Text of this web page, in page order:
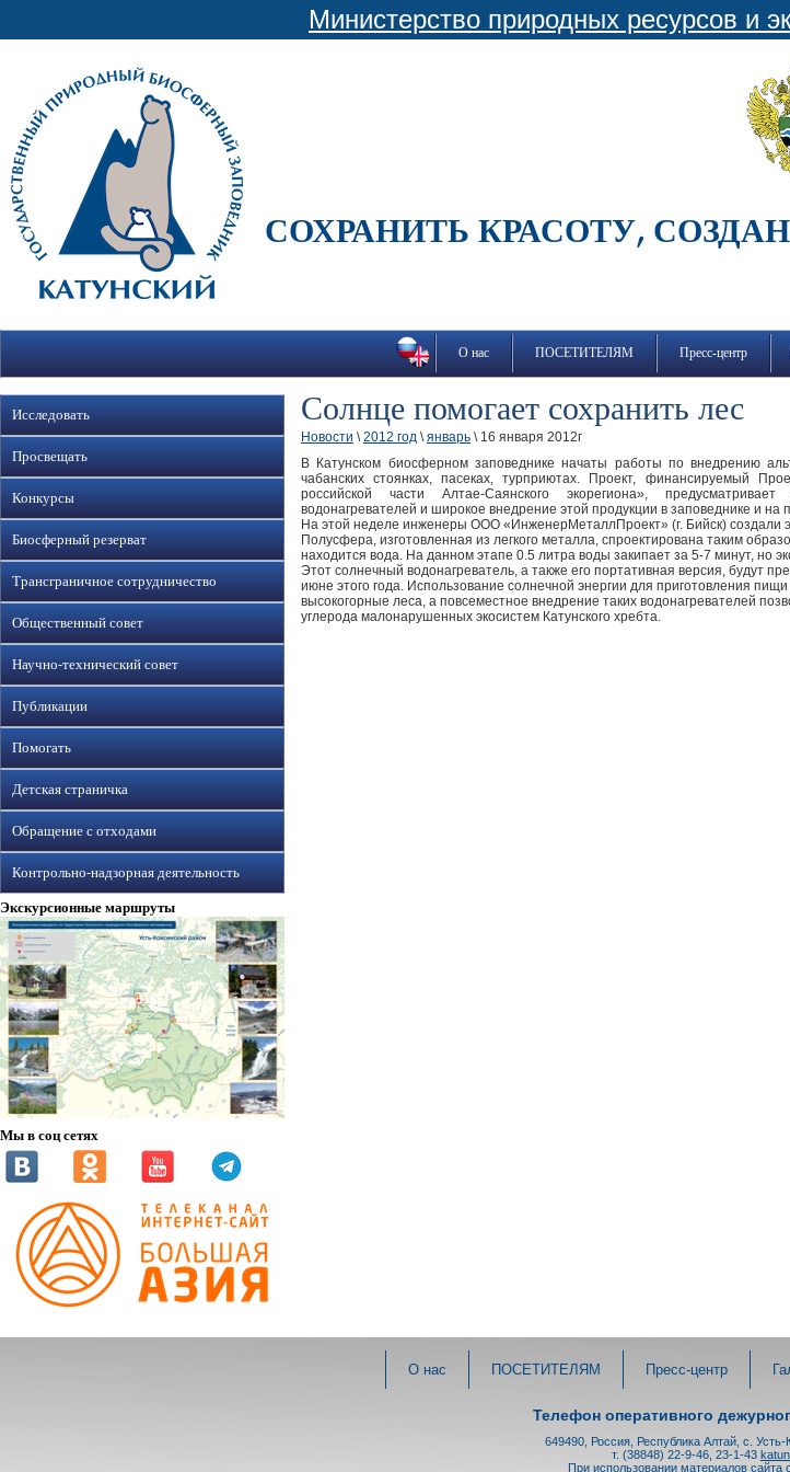
Министерство природных ресурсов и
СОХРАНИТЬ КРАСОТУ,
О нас ПОСЕТИТЕЛЯМ Пресс-центр
Исследовать
Просвещать
Конкурсы
Биосферный резерват
Трансграничное сотрудничество
Общественный совет
Научно-технический совет
Публикации
Помогать
Детская страничка
Обращение с отходами
Контрольно-надзорная деятельность
Экскурсионные маршруты
Мы в соц сетях
Солнце помогает сохранить лес
Новости \2012 год \январь \ 16 января 2012г
В Катунском биосферном заповеднике начаты работы по внедрению
чабанских стоянках, пасеках, турприютах. Проект, финансируемый
российской части Алтае-Саянского экорегиона»,
водонагревателей и широкое внедрение этой продукции в заповеднике и на
На этой неделе инженеры ООО «ИнженерМеталлПроект» (г. Бийск) создали
Полусфера, изготовленная из легкого металла, спроектирована таким
находится вода. На данном этапе 0.5 литра воды закипает за 5-7 минут, но
Этот солнечный водонагреватель, а также его портативная версия, будут
июне этого года. Использование солнечной энергии для приготовления
высокогорные леса, а повсеместное внедрение таких водонагревателей
углерода малонарушенных экосистем Катунского хребта.
О нас ПОСЕТИТЕЛЯМ Пресс-центр
Телефон оперативного
649490, Россия, Республика Алтай, с. Усть-
т. (38848) 22-9-46, 23-1-43
При использовании материалов сайта